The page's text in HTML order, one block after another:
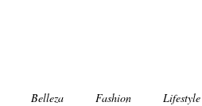
Belleza Fashion Lifestyle